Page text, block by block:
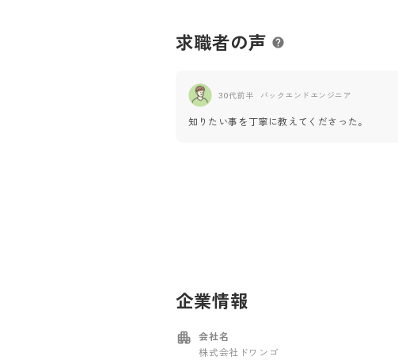
求職者の声
30代前半 バックエンドエンジニア
知りたい事を丁寧に教えてくださった。
企業情報
会社名
株式会社ドワンゴ